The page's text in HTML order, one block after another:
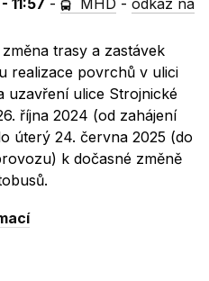
11:57 - MHD -odkaz na
trasy a zastávek
realizace povrchů v ulici
uzavření ulice Strojnické
října 2024 (od zahájení
úterý 24. června 2025 (do
k dočasné změně